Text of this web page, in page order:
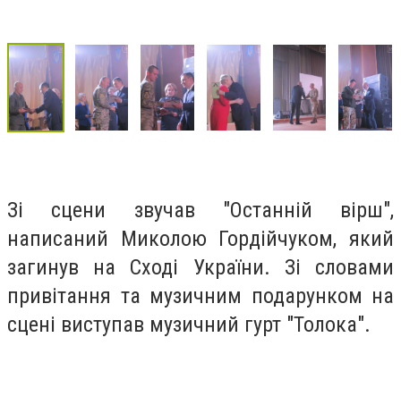
Зі сцени звучав "Останній вірш",
написаний Миколою Гордійчуком, який
загинув на Сході України. Зі словами
привітання та музичним подарунком на
сцені виступав музичний гурт "Толока".